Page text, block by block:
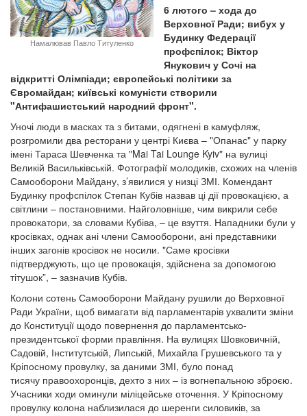
Намалював Павло Титуленко
6 лютого – хода до
Верховної Ради; вибух у
Будинку Федерації
профспілок; Віктор
Янукович у Сочі на
відкритті Олімпіади; європейські політики за
Євромайдан; київські комуністи створили
"Антифашистський народний фронт".
Уночі люди в масках та з битами, одягнені в камуфляж,
розгромили два ресторани у центрі Києва – "Опанас" у парку
імені Тараса Шевченка та "Mai Tai Lounge Kyiv" на вулиці
Великій Васильківській. Фотографії молодиків, схожих на членів
Самооборони Майдану, з’явилися у низці ЗМІ. Комендант
Будинку профспілок Степан Кубів назвав ці дії провокацією, а
світлини – постановними. Найголовніше, чим викрили себе
провокатори, за словами Кубіва, – це взуття. Нападники були у
кросівках, однак ані члени Самооборони, ані представники
інших загонів кросівок не носили. "Саме кросівки
підтверджують, що це провокація, здійснена за допомогою
тітушок”, – зазначив Кубів.
Колони сотень Самооборони Майдану рушили до Верховної
Ради України, щоб вимагати від парламентарів ухвалити зміни
до Конституції щодо повернення до парламентсько-
президентської форми правління. На вулицях Шовковичній,
Садовій, Інститутській, Липській, Михайла Грушевського та у
Кріпосному провулку, за даними ЗМІ, було понад
тисячу правоохоронців, дехто з них – із вогнепальною зброєю.
Учасники ходи оминули міліцейське оточення. У Кріпосному
провулку колона наблизилася до шеренги силовиків, за